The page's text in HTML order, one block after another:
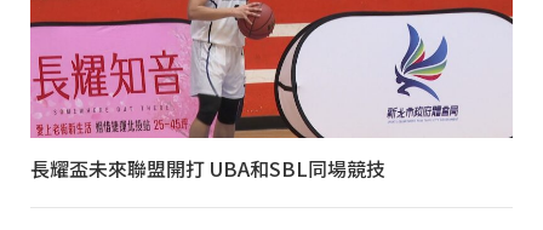
長耀盃未來聯盟開打 UBA和SBL同場競技